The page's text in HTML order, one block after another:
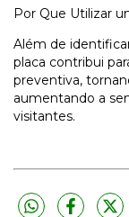
Por Que Utilizar
Além de
placa contribui
preventiva,
aumentando a
visitantes.